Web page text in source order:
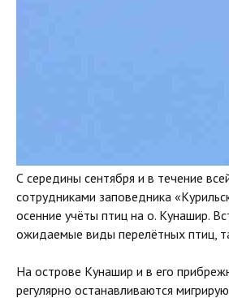
С середины сентября и в течение
сотрудниками заповедника
осенние учёты птиц на о. Кунашир.
ожидаемые виды перелётных птиц,
На острове Кунашир и в его
регулярно останавливаются